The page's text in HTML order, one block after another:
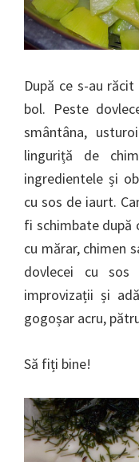
După ce s-au
bol. Peste
smântâna,
linguriță de
ingredientele și
cu sos de iaurt.
fi schimbate după
cu mărar, chimen
dovlecei cu
improvizații și
gogoșar acru,
Să fiți bine!